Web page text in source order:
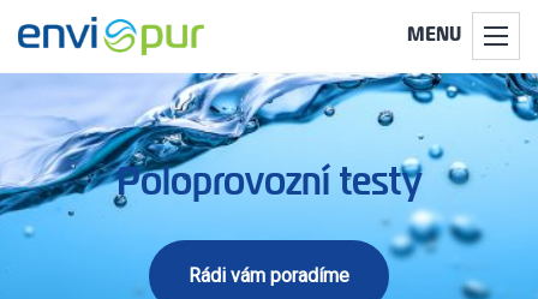
MENU
Poloprovozní testy
Rádi vám poradíme